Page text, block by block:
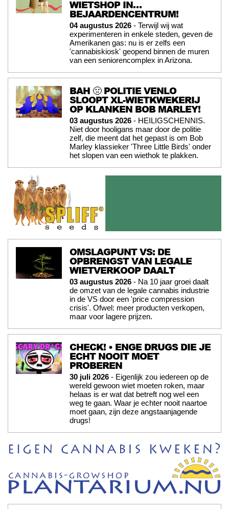
WIETSHOP IN…
BEJAARDENCENTRUM!
04 augustus 2026 - Terwijl wij wat
experimenteren in enkele steden, geven de
Amerikanen gas: nu is er zelfs een
'cannabiskiosk' geopend binnen de muren
van een seniorencomplex in Arizona.
BAH 🤢 POLITIE VENLO
SLOOPT XL-WIETKWEKERIJ
OP KLANKEN BOB MARLEY!
03 augustus 2026 - HEILIGSCHENNIS.
Niet door hooligans maar door de politie
zelf, die meent dat het gepast is om Bob
Marley klassieker 'Three Little Birds' onder
het slopen van een wiethok te plakken.
OMSLAGPUNT VS: DE
OPBRENGST VAN LEGALE
WIETVERKOOP DAALT
03 augustus 2026 - Na 10 jaar groei daalt
de omzet van de legale cannabis industrie
in de VS door een 'price compression
crisis'. Ofwel: meer producten verkopen,
maar voor lagere prijzen.
CHECK! • ENGE DRUGS DIE JE
ECHT NOOIT MOET
PROBEREN
30 juli 2026 - Eigenlijk zou iedereen op de
wereld gewoon wiet moeten roken, maar
helaas is er wat dat betreft nog wel een
weg te gaan. Waar je echter nooit naartoe
moet gaan, zijn deze angstaanjagende
drugs!